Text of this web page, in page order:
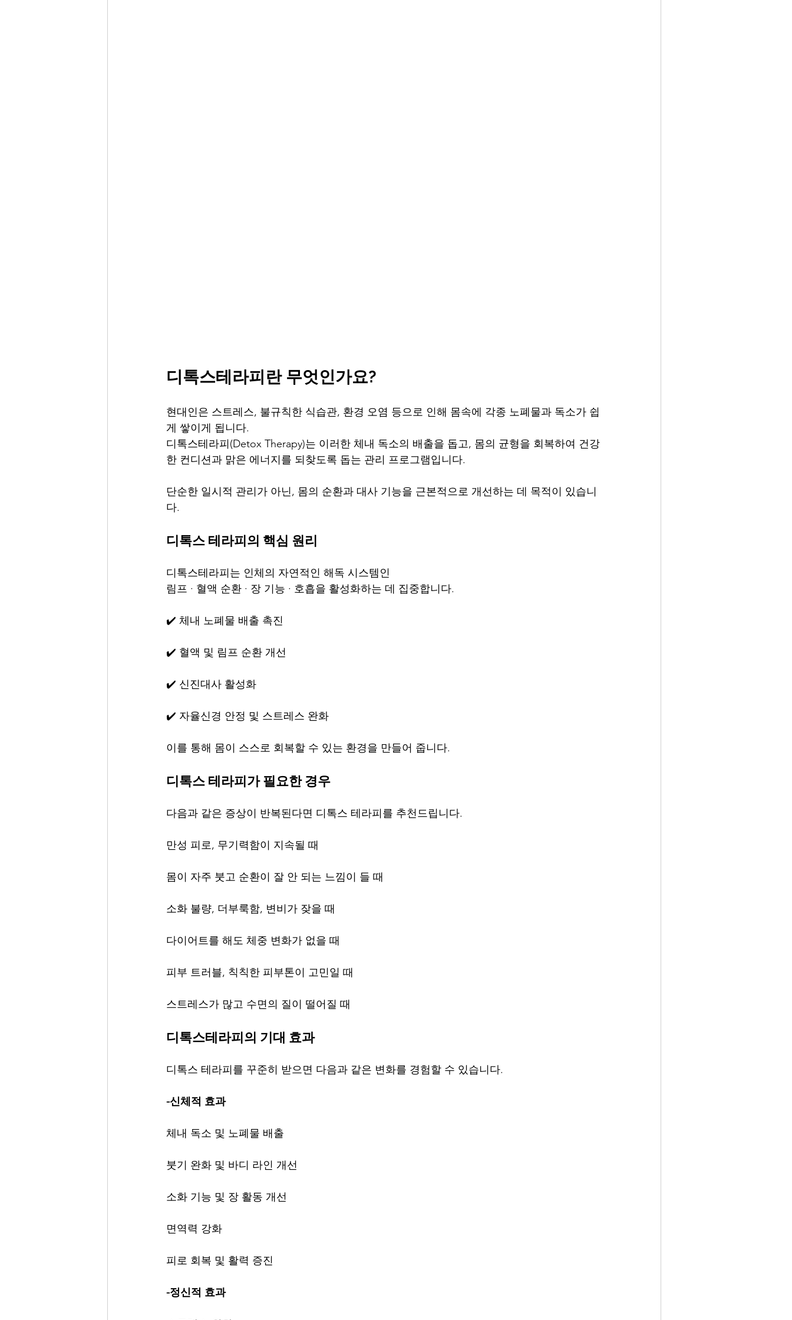
디톡스테라피란 무엇인가요?
현대인은 스트레스, 불규칙한 식습관, 환경 오염 등으로 인해 몸속에 각종 노폐물과 독소가 쉽
게 쌓이게 됩니다.
디톡스테라피(Detox Therapy)는 이러한 체내 독소의 배출을 돕고, 몸의 균형을 회복하여 건강
한 컨디션과 맑은 에너지를 되찾도록 돕는 관리 프로그램입니다.
단순한 일시적 관리가 아닌, 몸의 순환과 대사 기능을 근본적으로 개선하는 데 목적이 있습니
다.
디톡스 테라피의 핵심 원리
디톡스테라피는 인체의 자연적인 해독 시스템인
림프 · 혈액 순환 · 장 기능 · 호흡을 활성화하는 데 집중합니다.
✔️ 체내 노폐물 배출 촉진
✔️ 혈액 및 림프 순환 개선
✔️ 신진대사 활성화
✔️ 자율신경 안정 및 스트레스 완화
이를 통해 몸이 스스로 회복할 수 있는 환경을 만들어 줍니다.
디톡스 테라피가 필요한 경우
다음과 같은 증상이 반복된다면 디톡스 테라피를 추천드립니다.
만성 피로, 무기력함이 지속될 때
몸이 자주 붓고 순환이 잘 안 되는 느낌이 들 때
소화 불량, 더부룩함, 변비가 잦을 때
다이어트를 해도 체중 변화가 없을 때
피부 트러블, 칙칙한 피부톤이 고민일 때
스트레스가 많고 수면의 질이 떨어질 때
디톡스테라피의 기대 효과
디톡스 테라피를 꾸준히 받으면 다음과 같은 변화를 경험할 수 있습니다.
-신체적 효과
체내 독소 및 노폐물 배출
붓기 완화 및 바디 라인 개선
소화 기능 및 장 활동 개선
면역력 강화
피로 회복 및 활력 증진
-정신적 효과